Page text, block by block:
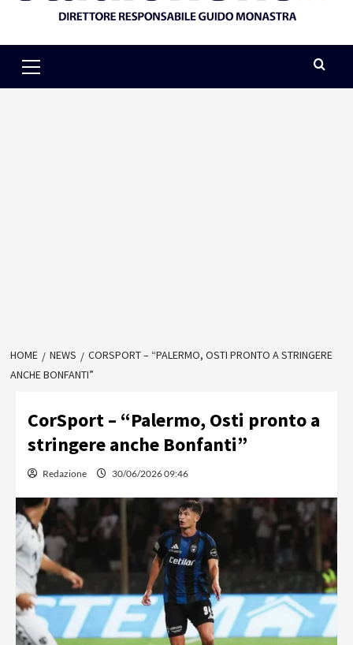
Menu
HOME NEWS
CORSPORT – “PALERMO, OSTI PRONTO A STRINGERE
ANCHE BONFANTI”
CorSport – “Palermo, Osti pronto a
stringere anche Bonfanti”
Redazione 30/06/2026 09:46